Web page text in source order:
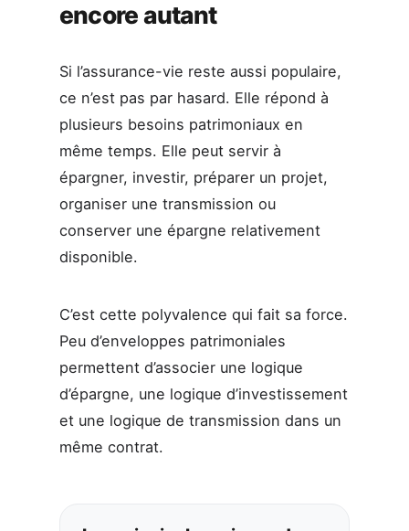
encore autant
Si l’assurance-vie reste aussi populaire,
ce n’est pas par hasard. Elle répond à
plusieurs besoins patrimoniaux en
même temps. Elle peut servir à
épargner, investir, préparer un projet,
organiser une transmission ou
conserver une épargne relativement
disponible.
C’est cette polyvalence qui fait sa force.
Peu d’enveloppes patrimoniales
permettent d’associer une logique
d’épargne, une logique d’investissement
et une logique de transmission dans un
même contrat.